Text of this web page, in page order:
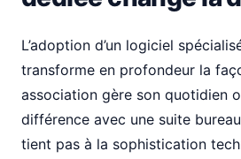
L’adoption d’un logiciel
transforme en profondeur la
association gère son quotidien
différence avec une suite
tient pas à la sophistication